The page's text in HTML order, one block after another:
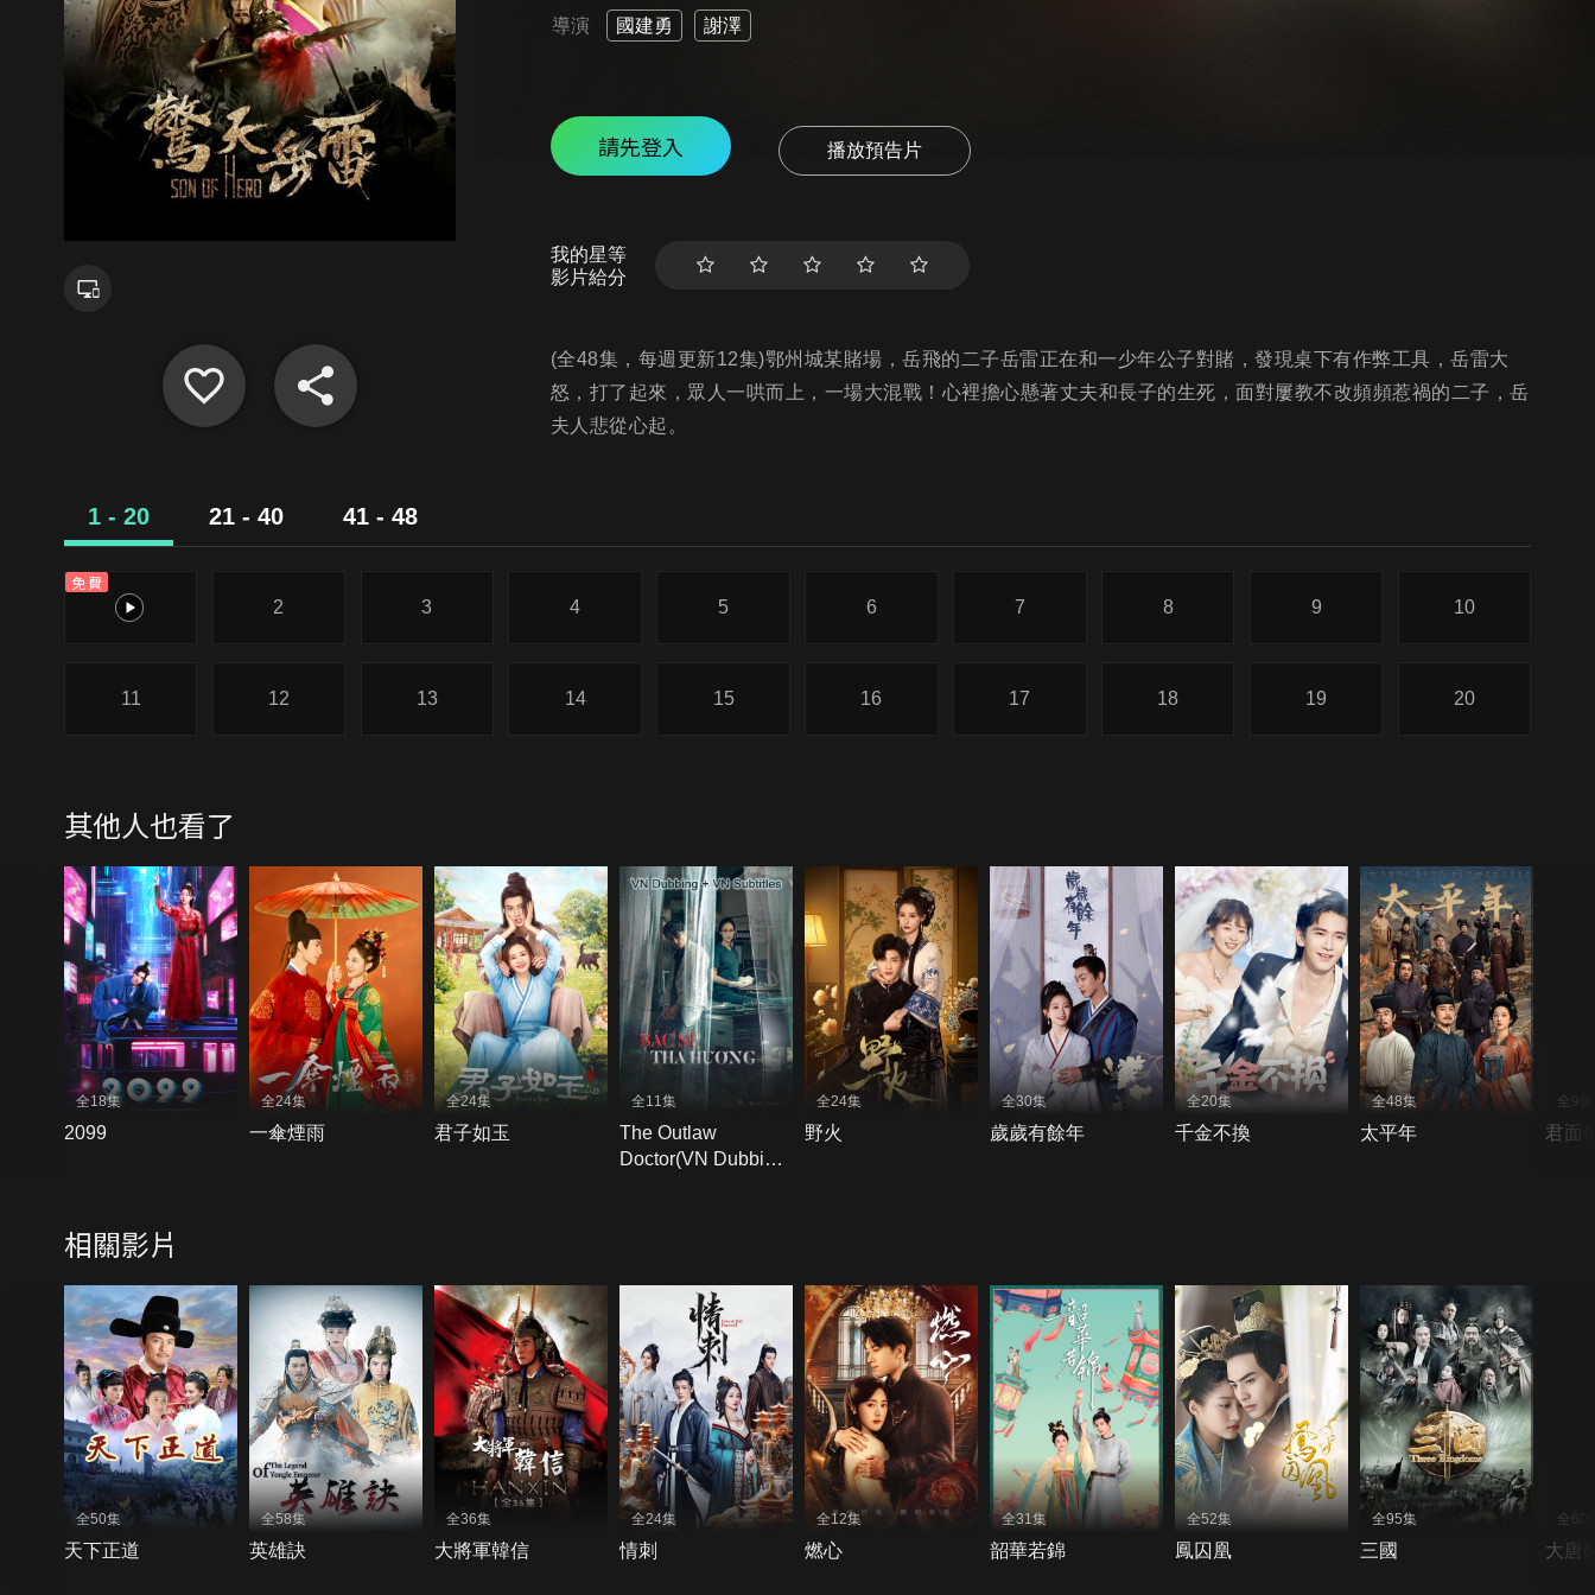
導演 國建勇 謝澤
請先登入 播放預告片
我的星等
影片給分
(全48集，每週更新12集)鄂州城某賭場，岳飛的二子岳雷正在和一少年公子對賭，發現桌下有作弊工具，岳雷大
怒，打了起來，眾人一哄而上，一場大混戰！心裡擔心懸著丈夫和長子的生死，面對屢教不改頻頻惹禍的二子，岳
夫人悲從心起。
1 - 20 21 - 40 41 - 48
免費
1
2 3 4 5 6 7 8 9 10
11 12 13 14 15 16 17 18 19 20
其他人也看了
全18集
2099
全24集
一傘煙雨
全24集
君子如玉
全11集
The Outlaw
Doctor(VN Dubbing
全24集
野火
全30集
歲歲有餘年
全20集
千金不換
全48集
太平年
全9集
君面
相關影片
全50集
天下正道
全58集
英雄訣
全36集
大將軍韓信
全24集
情刺
全12集
燃心
全31集
韶華若錦
全52集
鳳囚凰
全95集
三國
全60
大唐